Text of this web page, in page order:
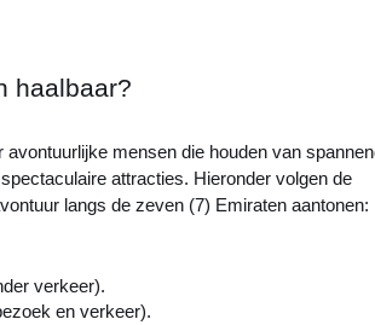
haalbaar?
mensen die houden van
attracties. Hieronder volgen de
langs de zeven (7) Emiraten aantonen:
verkeer).
en verkeer).